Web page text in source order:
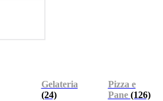
Gelateria
(24)
Pizza e
Pane (126)